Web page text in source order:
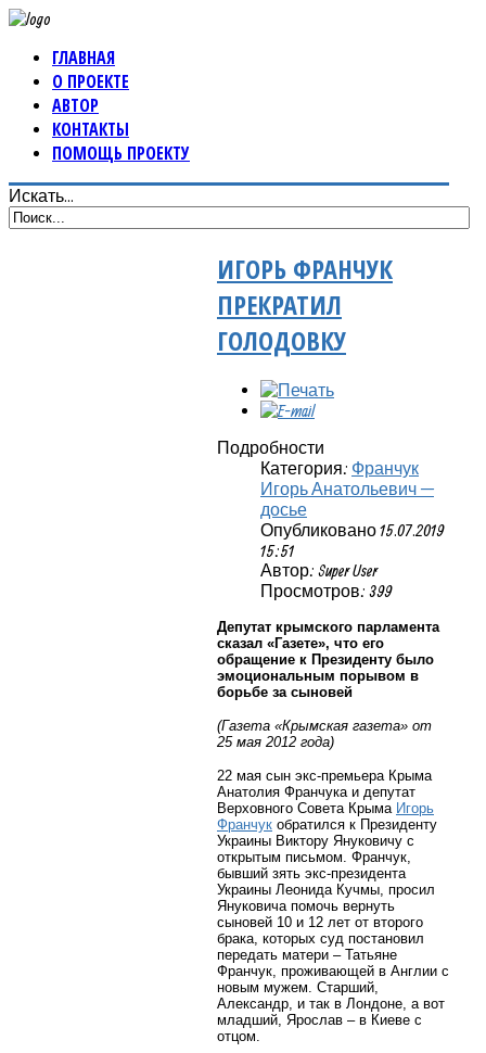
ГЛАВНАЯ
О ПРОЕКТЕ
АВТОР
КОНТАКТЫ
ПОМОЩЬ ПРОЕКТУ
Искать...
ИГОРЬ ФРАНЧУК
ПРЕКРАТИЛ
ГОЛОДОВКУ
Подробности
Категория: Франчук
Игорь Анатольевич —
досье
Опубликовано 15.07.2019
15:51
Автор: Super User
Просмотров: 399
Депутат крымского парламента
сказал «Газете», что его
обращение к Президенту было
эмоциональным порывом в
борьбе за сыновей
(Газета «Крымская газета» от
25 мая 2012 года)
22 мая сын экс-премьера Крыма
Анатолия Франчука и депутат
Верховного Совета Крыма Игорь
Франчук обратился к Президенту
Украины Виктору Януковичу с
открытым письмом. Франчук,
бывший зять экс-президента
Украины Леонида Кучмы, просил
Януковича помочь вернуть
сыновей 10 и 12 лет от второго
брака, которых суд постановил
передать матери – Татьяне
Франчук, проживающей в Англии с
новым мужем. Старший,
Александр, и так в Лондоне, а вот
младший, Ярослав – в Киеве с
отцом.